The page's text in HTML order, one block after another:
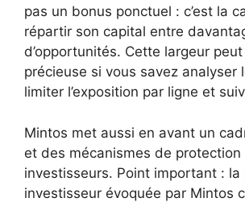
pas un bonus ponctuel : c’est la
répartir son capital entre
d’opportunités. Cette largeur
précieuse si vous savez analyser
limiter l’exposition par ligne et
Mintos met aussi en avant un
et des mécanismes de protection
investisseurs. Point important : la
investisseur évoquée par Mintos